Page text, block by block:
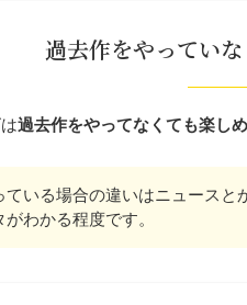
過去作をやってい
過去作をやってなくても楽し
ている場合の違いはニュースと
がわかる程度です。